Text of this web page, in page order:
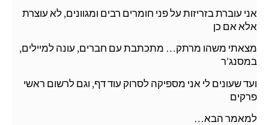
אני עוברת בזריזות על פני חומרים רבים ומגוונים, לא עוצרת
אלא אם כן
מצאתי משהו מרתק… מתכתבת עם חברים, עונה למיילים,
במסנג'ר
ועד שעונים לי אני מספיקה לסרוק עוד דף, וגם לרשום ראשי
פרקים
למאמר הבא…